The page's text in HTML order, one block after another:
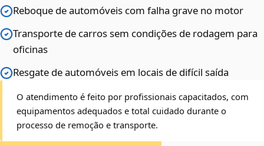
Reboque de automóveis com falha grave no motor
Transporte de carros sem condições de rodagem para
oficinas
Resgate de automóveis em locais de difícil saída
O atendimento é feito por profissionais capacitados, com
equipamentos adequados e total cuidado durante o
processo de remoção e transporte.